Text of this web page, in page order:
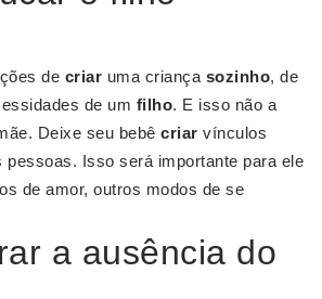
de criar uma criança sozinho, de
de um filho. E isso não a
Deixe seu bebê criar vínculos
pessoas. Isso será importante para ele
de amor, outros modos de se
a ausência do